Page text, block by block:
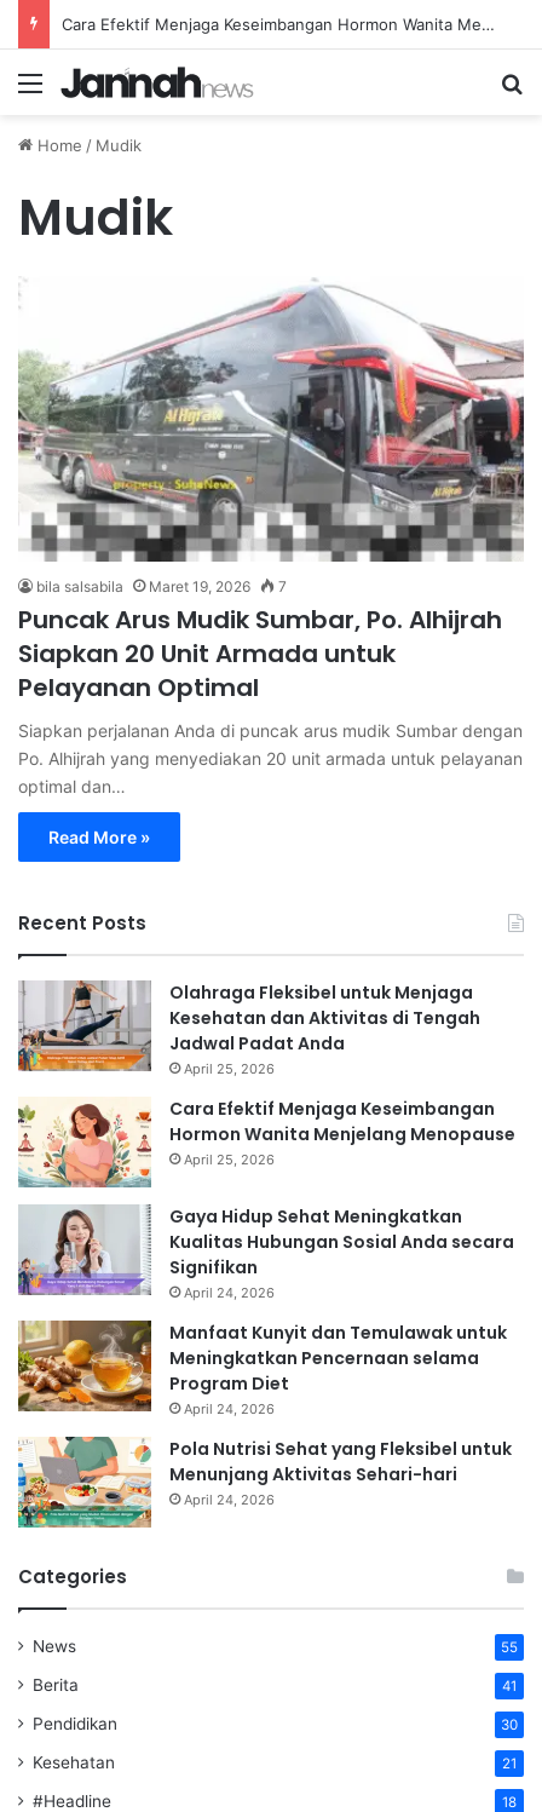
Cara Efektif Menjaga Keseimbangan Hormon Wanita Menjelang Menopause
Menu
Home / Mudik
Mudik
bila salsabila Maret 19, 2026 7
Puncak Arus Mudik Sumbar, Po. Alhijrah
Siapkan 20 Unit Armada untuk
Pelayanan Optimal
Siapkan perjalanan Anda di puncak arus mudik Sumbar dengan
Po. Alhijrah yang menyediakan 20 unit armada untuk pelayanan
optimal dan…
Read More »
Recent Posts
Olahraga Fleksibel untuk Menjaga
Kesehatan dan Aktivitas di Tengah
Jadwal Padat Anda
April 25, 2026
Cara Efektif Menjaga Keseimbangan
Hormon Wanita Menjelang Menopause
April 25, 2026
Gaya Hidup Sehat Meningkatkan
Kualitas Hubungan Sosial Anda secara
Signifikan
April 24, 2026
Manfaat Kunyit dan Temulawak untuk
Meningkatkan Pencernaan selama
Program Diet
April 24, 2026
Pola Nutrisi Sehat yang Fleksibel untuk
Menunjang Aktivitas Sehari-hari
April 24, 2026
Categories
News 55
Berita 41
Pendidikan 30
Kesehatan 21
#Headline 18